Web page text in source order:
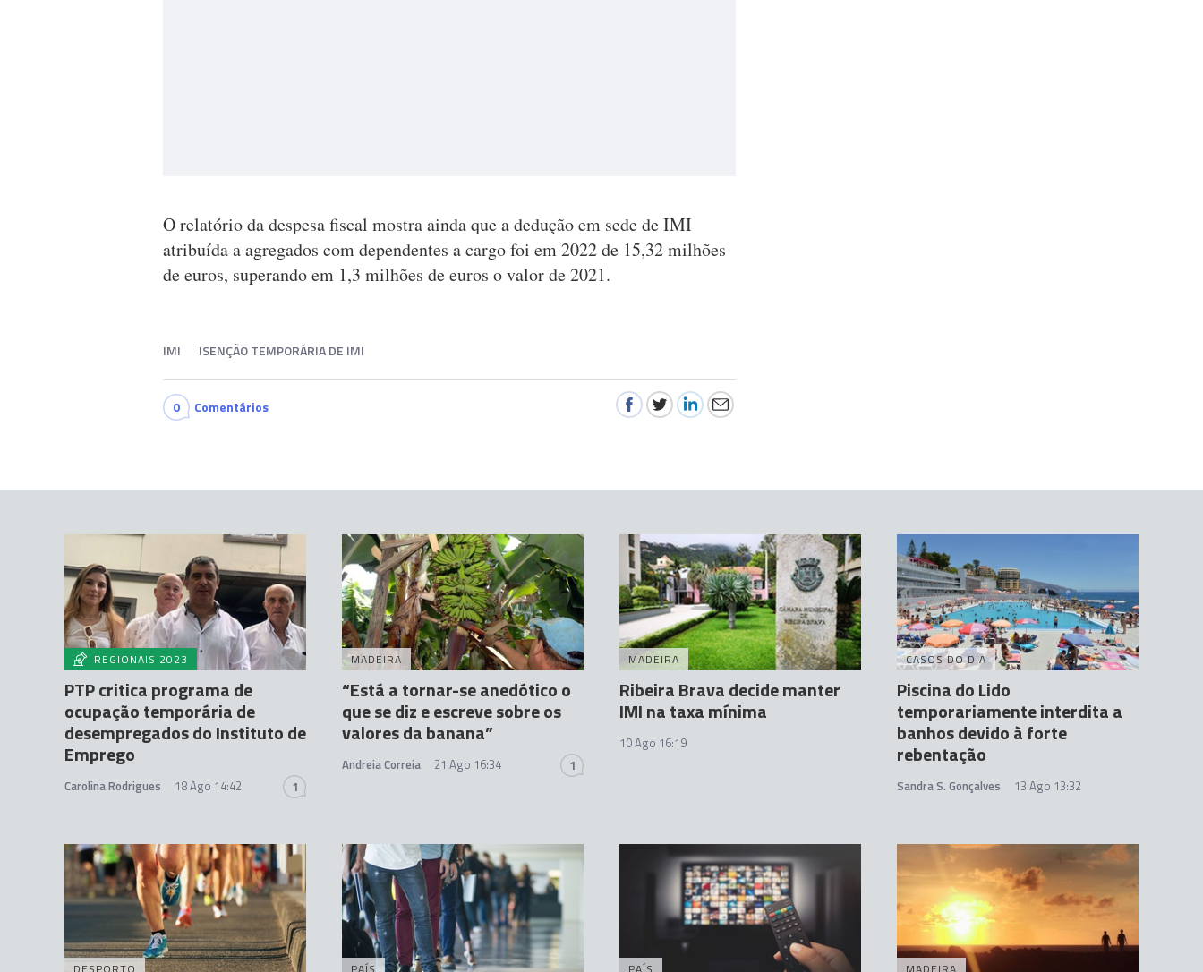
O relatório da despesa fiscal mostra ainda que a dedução em sede de IMI
atribuída a agregados com dependentes a cargo foi em 2022 de 15,32 milhões
de euros, superando em 1,3 milhões de euros o valor de 2021.
IMI ISENÇÃO TEMPORÁRIA DE IMI
0 Comentários
REGIONAIS 2023
PTP critica programa de
ocupação temporária de
desempregados do Instituto de
Emprego
Carolina Rodrigues 18 Ago 14:42 1
MADEIRA
“Está a tornar-se anedótico o
que se diz e escreve sobre os
valores da banana”
Andreia Correia 21 Ago 16:34 1
MADEIRA
Ribeira Brava decide manter
IMI na taxa mínima
10 Ago 16:19
CASOS DO DIA
Piscina do Lido
temporariamente interdita a
banhos devido à forte
rebentação
Sandra S. Gonçalves 13 Ago 13:32